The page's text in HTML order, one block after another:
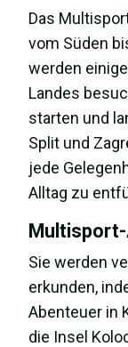
Das
vom Süden
werden
Landes
starten und
Split und
jede
Alltag zu
Sie werden
erkunden,
Abenteuer in
die Insel